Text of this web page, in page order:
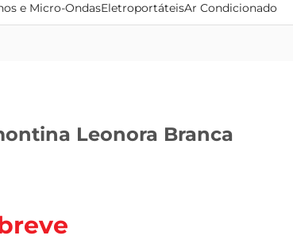
e Micro-OndasEletroportáteisAr Condicionado
Leonora Branca